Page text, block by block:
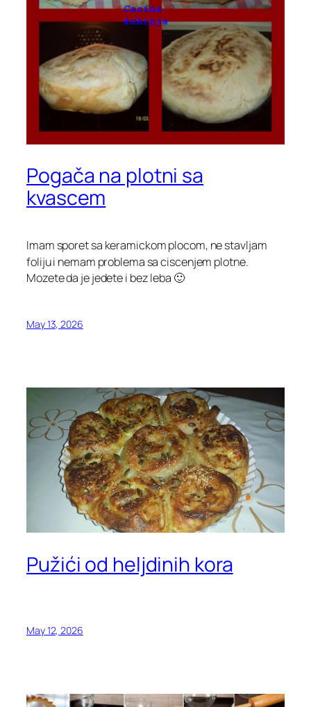
Pogača na plotni sa
kvascem
Imam sporet sa keramickom plocom, ne stavljam
foliju i nemam problema sa ciscenjem plotne.
Mozete da je jedete i bez leba 🙂
May 13, 2026
Pužići od heljdinih kora
May 12, 2026